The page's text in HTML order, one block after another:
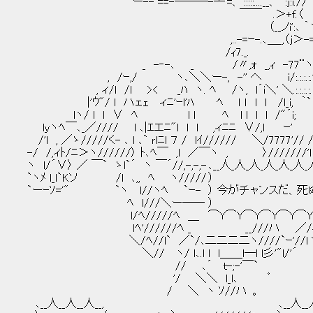
￣￣ .＞+f.〈 .! /´,.--ﾞv'´￣. -=､
（__ノi':､ ｀ヽ ＞-'´ ∨
,..-=ｰ-.､＿_,（j＞-=' ´ ） } / ＼
/ｨ7._. ＿＿ _,... -＜ !.
_ -‐-､ _ /〃,ｫ _,ｨ -77¨ヽ ヾ:. ＿
, /ｰ,/ ヽ､＼＼ー-, -'' へ i/:.:.:.:.', ｀ ﾞ ヽ
, ィ/l /l >< _ﾊ ヽ. ﾍ /ヽ, l´i＼' ＼.:.:.:.:.:.', ＼
|'ｳ"/ l ハェｪ ィﾆ'ｰl'ﾊ ﾍ ｌ ｌ l l /l_i, ｀`ヽィ,
lヽ/ l l ∨ ﾍ l l ﾍ l l l l /"´i; "`-, ノ: : :
lｙヽﾍ￣､_／//// l ､|ｴエﾆ"l l l ,ィﾆﾆ ∨/,l ｰ' ／
/'l , ／ゝ/////く- ､ l ､` ｒlﾆl ７ / lｲ////// ＼/7777'//
-/ /,ィﾄ/ﾆ＞ヽ//////〉 ﾄ､ﾍ￣ ,l ／￣ヽ , 〉///////
ヽ l/´∨〉 ／ ￣` ゝl`´ ヽ ￣´//,-,-,- ､__人_人_人_人_人_人_人
`ヽﾒ l_l`Kソ /l ､,, ﾍ ヽ/////
`ーｰｿ='" `ヽ l//ヽﾍ `ｰ- ） 今がチャンスだ、死
ﾍ l///＼ー―― ） （ '^ゞ
l/ﾍ/////ﾍ ＿
lﾍ'//////ﾍ _ __///ハ ／/ｨ
＼/ﾍ//l` ／`/､二二二二ヽ////`ｰ'//l Ｙ ／
＼// ヽ/ l､.l l l＿＿l―l l彡'"l/'´
// ､´ ｔ-;-'￣` l /:.:.:.:.:.:.／:.:/
'/ ＼＼ l_l､ ゜ /:.:.:.:.:／:.:.:/:.ﾘ
/ ＼ ヽ ｿ//ハ 。 ／:::::／／!:./|:/,
､__人__人__人__, ､__人__人__人__,